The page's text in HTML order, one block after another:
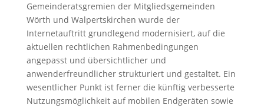
Gemeinderatsgremien der Mitgliedsgemeinden
Wörth und Walpertskirchen wurde der
Internetauftritt grundlegend modernisiert, auf die
aktuellen rechtlichen Rahmenbedingungen
angepasst und übersichtlicher und
anwenderfreundlicher strukturiert und gestaltet. Ein
wesentlicher Punkt ist ferner die künftig verbesserte
Nutzungsmöglichkeit auf mobilen Endgeräten sowie